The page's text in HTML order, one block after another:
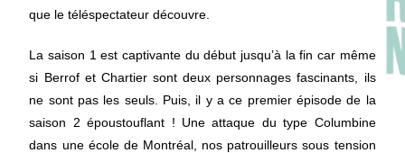
que le téléspectateur découvre.
La saison 1 est captivante du début jusqu’à la fin car même
si Berrof et Chartier sont deux personnages fascinants, ils
ne sont pas les seuls. Puis, il y a ce premier épisode de la
saison 2 époustouflant ! Une attaque du type Columbine
dans une école de Montréal, nos patrouilleurs sous tension